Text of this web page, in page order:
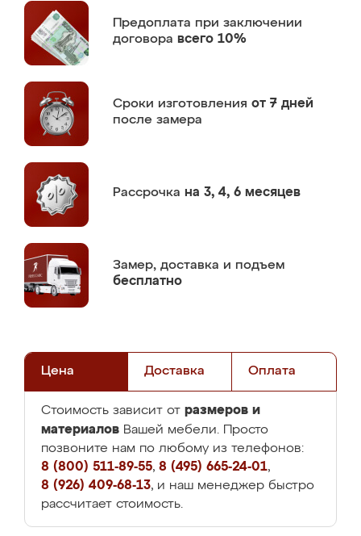
Предоплата при заключении
договора всего 10%
Сроки изготовления от 7 дней
после замера
Рассрочка на 3, 4, 6 месяцев
Замер, доставка и подъем
бесплатно
Цена Доставка Оплата
Стоимость зависит от размеров и
материалов Вашей мебели. Просто
позвоните нам по любому из телефонов:
8 (800) 511-89-55, 8 (495) 665-24-01,
8 (926) 409-68-13, и наш менеджер быстро
рассчитает стоимость.